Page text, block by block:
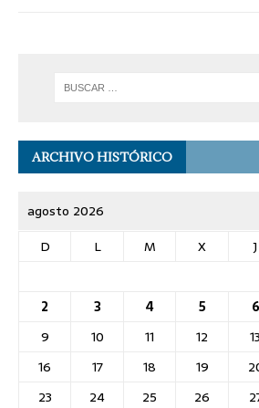
ARCHIVO HISTÓRICO
agosto 2026
D
L M X J
2
3 4 5 6
9
10 11 12 13
16
17 18 19
23
24 25 26